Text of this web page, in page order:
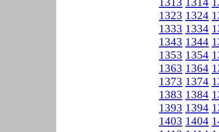
1323 1324
1333 1334
1343 1344
1353 1354
1363 1364
1373 1374
1383 1384
1393 1394
1403 1404